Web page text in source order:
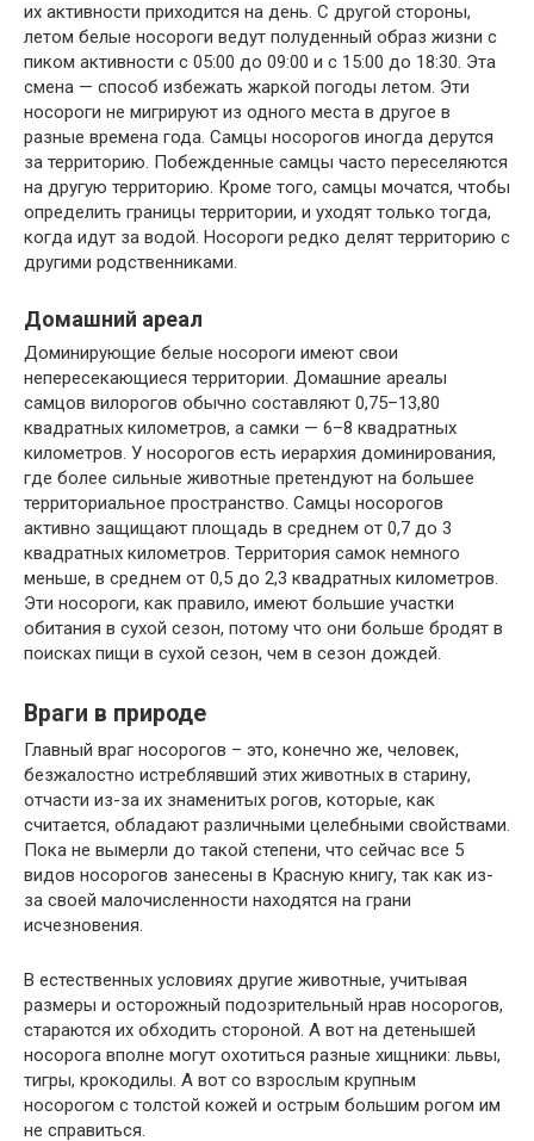
их активности приходится на день. С другой стороны,
летом белые носороги ведут полуденный образ жизни с
пиком активности с 05:00 до 09:00 и с 15:00 до 18:30. Эта
смена — способ избежать жаркой погоды летом. Эти
носороги не мигрируют из одного места в другое в
разные времена года. Самцы носорогов иногда дерутся
за территорию. Побежденные самцы часто переселяются
на другую территорию. Кроме того, самцы мочатся, чтобы
определить границы территории, и уходят только тогда,
когда идут за водой. Носороги редко делят территорию с
другими родственниками.
Домашний ареал
Доминирующие белые носороги имеют свои
непересекающиеся территории. Домашние ареалы
самцов вилорогов обычно составляют 0,75–13,80
квадратных километров, а самки — 6–8 квадратных
километров. У носорогов есть иерархия доминирования,
где более сильные животные претендуют на большее
территориальное пространство. Самцы носорогов
активно защищают площадь в среднем от 0,7 до 3
квадратных километров. Территория самок немного
меньше, в среднем от 0,5 до 2,3 квадратных километров.
Эти носороги, как правило, имеют большие участки
обитания в сухой сезон, потому что они больше бродят в
поисках пищи в сухой сезон, чем в сезон дождей.
Враги в природе
Главный враг носорогов – это, конечно же, человек,
безжалостно истреблявший этих животных в старину,
отчасти из-за их знаменитых рогов, которые, как
считается, обладают различными целебными свойствами.
Пока не вымерли до такой степени, что сейчас все 5
видов носорогов занесены в Красную книгу, так как из-
за своей малочисленности находятся на грани
исчезновения.
В естественных условиях другие животные, учитывая
размеры и осторожный подозрительный нрав носорогов,
стараются их обходить стороной. А вот на детенышей
носорога вполне могут охотиться разные хищники: львы,
тигры, крокодилы. А вот со взрослым крупным
носорогом с толстой кожей и острым большим рогом им
не справиться.